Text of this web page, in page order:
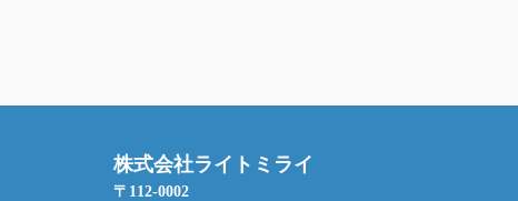
株式会社ライトミライ
〒112-0002